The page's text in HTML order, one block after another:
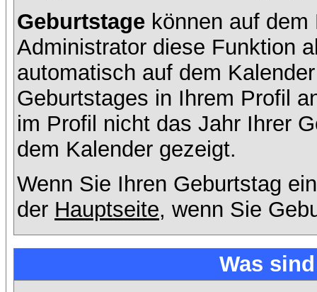
Geburtstage können auf
Administrator diese Funktion
automatisch auf dem
Geburtstages in Ihrem Profil
im Profil nicht das Jahr Ihrer
dem Kalender gezeigt.
Wenn Sie Ihren Geburtstag
der Hauptseite, wenn Sie
Was